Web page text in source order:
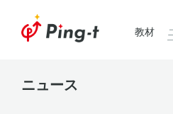
教材
ニュース